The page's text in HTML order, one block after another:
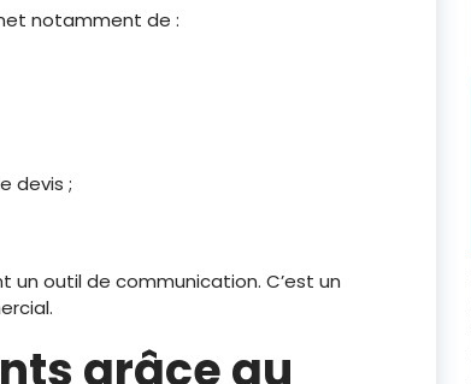
notamment de :
devis ;
un outil de communication. C’est un
grâce au